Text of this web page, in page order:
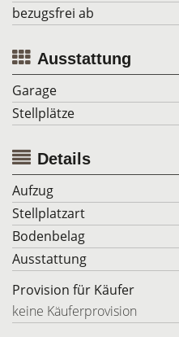
bezugsfrei ab
Ausstattung
Garage
Stellplätze
Details
Aufzug
Stellplatzart
Bodenbelag
Ausstattung
Provision für Käufer
keine Käuferprovision